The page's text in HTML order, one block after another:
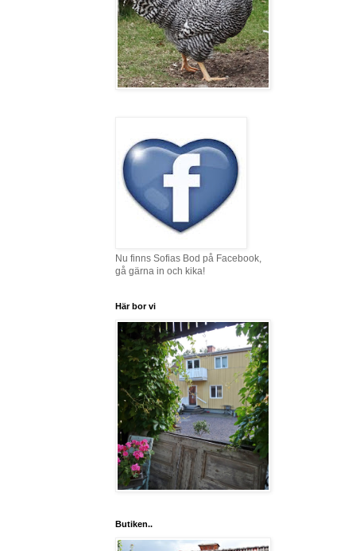
Nu finns Sofias Bod på Facebook,
gå gärna in och kika!
Här bor vi
Butiken..